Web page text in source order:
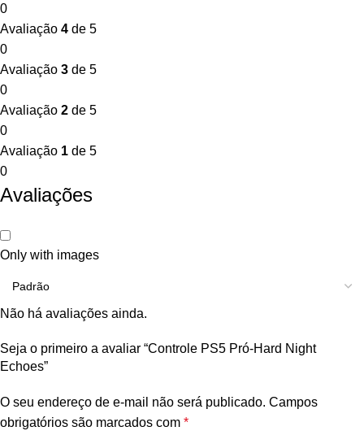
0
Avaliação 4 de 5
0
Avaliação 3 de 5
0
Avaliação 2 de 5
0
Avaliação 1 de 5
0
Avaliações
Only with images
Não há avaliações ainda.
Seja o primeiro a avaliar “Controle PS5 Pró-Hard Night
Echoes”
O seu endereço de e-mail não será publicado. Campos
obrigatórios são marcados com *